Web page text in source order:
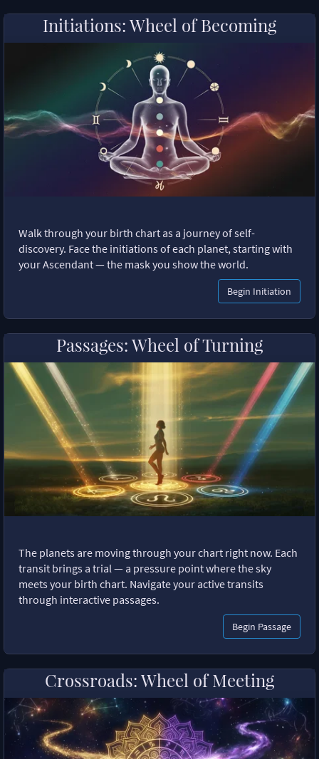
Initiations: Wheel of Becoming
Walk through your birth chart as a journey of self-
discovery. Face the initiations of each planet, starting with
your Ascendant — the mask you show the world.
Begin Initiation
Passages: Wheel of Turning
The planets are moving through your chart right now. Each
transit brings a trial — a pressure point where the sky
meets your birth chart. Navigate your active transits
through interactive passages.
Begin Passage
Crossroads: Wheel of Meeting